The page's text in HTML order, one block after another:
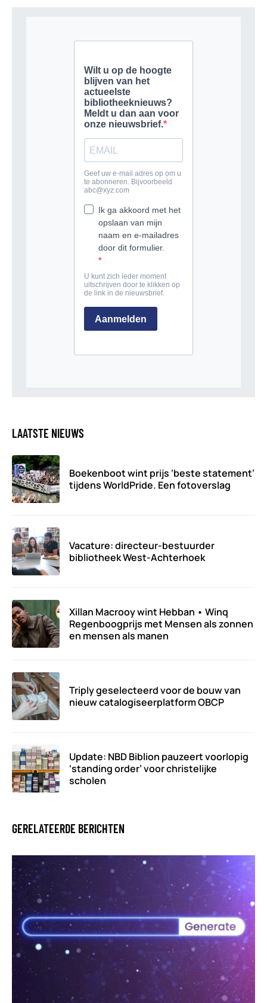
LAATSTE NIEUWS
Boekenboot wint prijs ‘beste statement’
tijdens WorldPride. Een fotoverslag
Vacature: directeur-bestuurder
bibliotheek West-Achterhoek
Xillan Macrooy wint Hebban • Winq
Regenboogprijs met Mensen als zonnen
en mensen als manen
Triply geselecteerd voor de bouw van
nieuw catalogiseerplatform OBCP
Update: NBD Biblion pauzeert voorlopig
‘standing order’ voor christelijke
scholen
GERELATEERDE BERICHTEN